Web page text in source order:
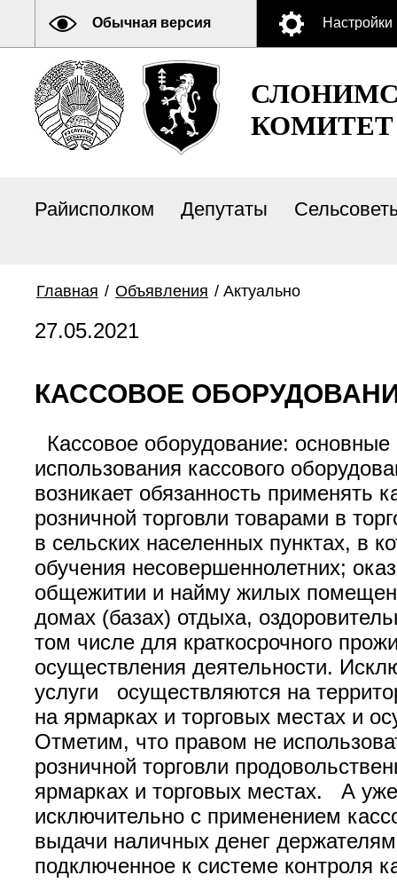
Обычная версия Настройки
КОМИТЕТ
Райисполком Депутаты
Главная / Объявления / Актуально
27.05.2021
КАССОВОЕ
Кассовое оборудование:
использования кассового
возникает обязанность применять
розничной торговли товарами в
в сельских населенных пунктах, в
обучения несовершеннолетних;
общежитии и найму жилых
домах (базах) отдыха,
том числе для краткосрочного
осуществления деятельности.
услуги осуществляются на
на ярмарках и торговых местах и
Отметим, что правом не
розничной торговли
ярмарках и торговых местах. А
исключительно с применением
выдачи наличных денег
подключенное к системе контроля